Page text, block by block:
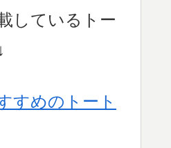
しているトー
すめのトート